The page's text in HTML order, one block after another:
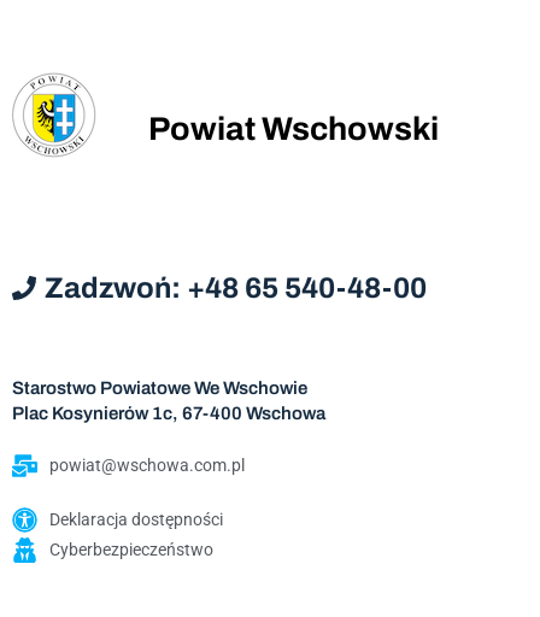
Powiat Wschowski
Zadzwoń: +48 65 540-48-00
Starostwo Powiatowe We Wschowie
Plac Kosynierów 1c, 67-400 Wschowa
powiat@wschowa.com.pl
Deklaracja dostępności
Cyberbezpieczeństwo